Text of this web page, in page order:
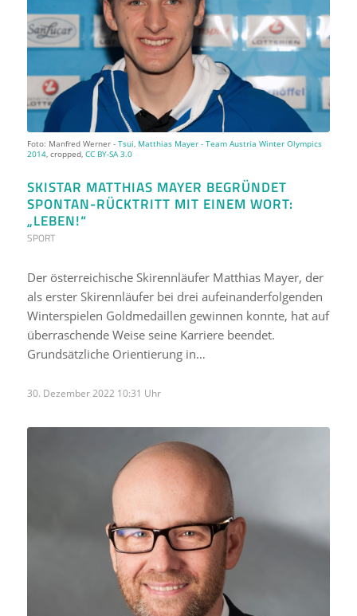
Foto: Manfred Werner - Tsui, Matthias Mayer - Team Austria Winter Olympics
2014, cropped, CC BY-SA 3.0
SKISTAR MATTHIAS MAYER BEGRÜNDET
SPONTAN-RÜCKTRITT MIT EINEM WORT:
„LEBEN!“
SPORT
Der österreichische Skirennläufer Matthias Mayer, der
als erster Skirennläufer bei drei aufeinanderfolgenden
Winterspielen Goldmedaillen gewinnen konnte, hat auf
überraschende Weise seine Karriere beendet.
Grundsätzliche Orientierung in…
30. Dezember 2022 10:31 Uhr